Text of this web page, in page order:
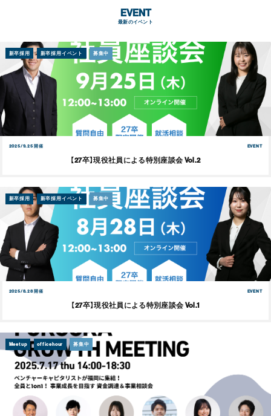
EVENT
最新のイベント
新卒採用 新卒採用イベント 募集中
2025/9.25 開催 EVENT
【27卒】現役社員による特別座談会 Vol.2
新卒採用 新卒採用イベント 募集中
2025/8.28 開催 EVENT
【27卒】現役社員による特別座談会 Vol.1
Meetup officehour 募集中